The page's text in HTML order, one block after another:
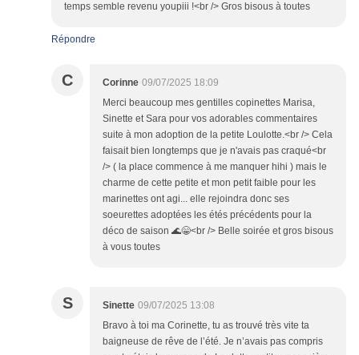
temps semble revenu youpiii !<br /> Gros bisous à toutes
Répondre
C Corinne 09/07/2025 18:09
Merci beaucoup mes gentilles copinettes Marisa,
Sinette et Sara pour vos adorables commentaires
suite à mon adoption de la petite Loulotte.<br /> Cela
faisait bien longtemps que je n'avais pas craqué<br
/> ( la place commence à me manquer hihi ) mais le
charme de cette petite et mon petit faible pour les
marinettes ont agi... elle rejoindra donc ses
soeurettes adoptées les étés précédents pour la
déco de saison 🌊😁<br /> Belle soirée et gros bisous
à vous toutes
S Sinette 09/07/2025 13:08
Bravo à toi ma Corinette, tu as trouvé très vite ta
baigneuse de rêve de l’été. Je n’avais pas compris